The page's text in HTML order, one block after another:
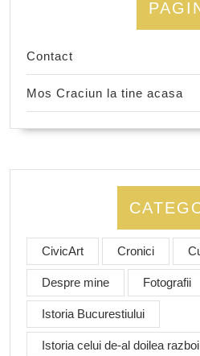
Contact
Mos Craciun la tine acasa
CivicArt Cronici
Despre mine Fotografii
Istoria Bucurestiului
Istoria celui de-al doilea